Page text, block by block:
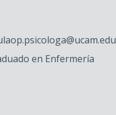
en Enfermería